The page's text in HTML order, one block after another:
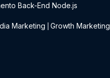
Back-End Node.js
Marketing Growth Marketing